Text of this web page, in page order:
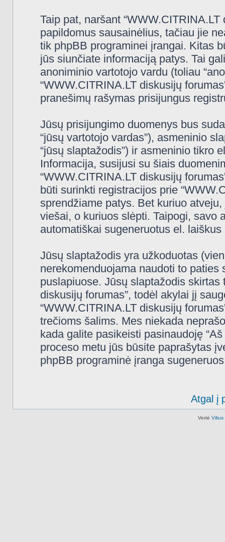
Taip pat, naršant
papildomus sausainėlius, tačiau jie
tik phpBB programinei įrangai. Kitas
jūs siunčiate informaciją patys. Tai
anoniminio vartotojo vardu (toliau
“WWW.CITRINA.LT diskusijų
pranešimų rašymas prisijungus
Jūsų prisijungimo duomenys bus
“jūsų vartotojo vardas”), asmeninio
“jūsų slaptažodis”) ir asmeninio tikro
Informacija, susijusi su šiais
“WWW.CITRINA.LT diskusijų
būti surinkti registracijos prie
sprendžiame patys. Bet kuriuo
viešai, o kuriuos slėpti. Taipogi, savo
automatiškai sugeneruotus el.
Jūsų slaptažodis yra užkoduotas
nerekomenduojama naudoti to
puslapiuose. Jūsų slaptažodis
diskusijų forumas”, todėl akylai jį
“WWW.CITRINA.LT diskusijų
trečioms šalims. Mes niekada
kada galite pasikeisti pasinaudoję
proceso metu jūs būsite paprašytas
phpBB programinė įranga
Atgal į
Vertė Vilius